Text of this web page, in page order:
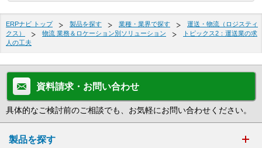
ERPナビ トップ 製品を探す 業種・業界で探す
運送・物流（ロジスティ
クス）
物流 業務＆ロケーション別ソリューション
トピックス2：運送業の求
人の工夫
資料請求・お問い合わせ
具体的なご検討前のご相談でも、お気軽にお問い合わせください。
製品を探す